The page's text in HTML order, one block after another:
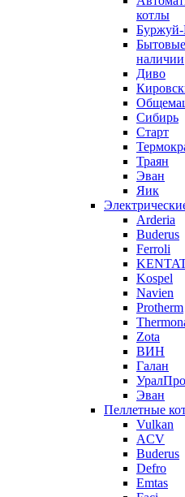
котлы
наличии
Диво
Сибирь
Старт
Траян
Эван
Яик
Arderia
Buderus
Ferroli
Kospel
Navien
Protherm
Zota
ВИН
Галан
Эван
Пеллетные
Vulkan
ACV
Buderus
Defro
Emtas